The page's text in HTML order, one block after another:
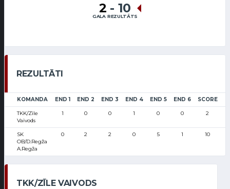
2 - 10
GALA REZULTĀTS
REZULTĀTI
KOMANDA END 1 END 2 END 3 END 4 END 5 END 6 SCORE
TKK/Zīle
Vaivods
1 0 0 1 0 0 2
SK
OB/D.Regža
A.Regža
0 2 2 0 5 1 10
TKK/ZĪLE VAIVODS